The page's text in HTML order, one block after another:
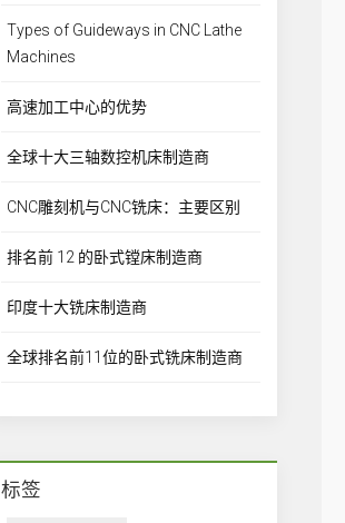
Types of Guideways in CNC Lathe
Machines
高速加工中心的优势
全球十大三轴数控机床制造商
CNC雕刻机与CNC铣床：主要区别
排名前 12 的卧式镗床制造商
印度十大铣床制造商
全球排名前11位的卧式铣床制造商
标签